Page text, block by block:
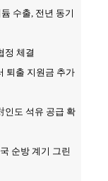
수출, 전년 동기
정 체결
퇴출 지원금 추가
인도 석유 공급 확
순방 계기 그린